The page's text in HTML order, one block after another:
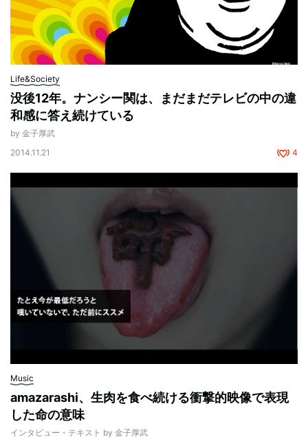
Life&Society
没後12年。ナンシー関は、まだまだテレビの中の違
和感に答え続けている
by 金子厚武
2014.11.21
4
Music
amazarashi、生肉を食べ続ける衝撃的映像で表現
した命の意味
インタビュー・テキスト by 金子厚武